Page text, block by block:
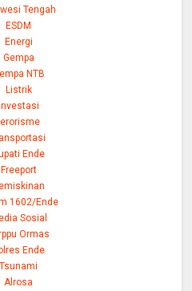
Tengah
ESDM
Energi
Gempa
NTB
Listrik
Ende
Freeport
1602/Ende
Sosial
Ormas
Ende
Tsunami
Alrosa